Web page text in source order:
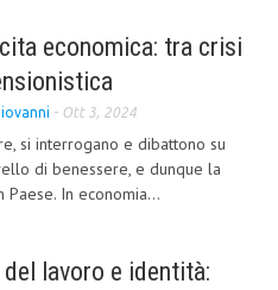
economica: tra crisi
- Ott 3, 2024
si interrogano e dibattono su
di benessere, e dunque la
Paese. In economia...
lavoro e identità: